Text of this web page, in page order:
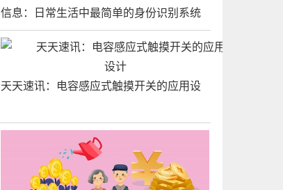
信息：日常生活中最简单的身份识别系统
天天速讯：电容感应式触摸开关的应用设